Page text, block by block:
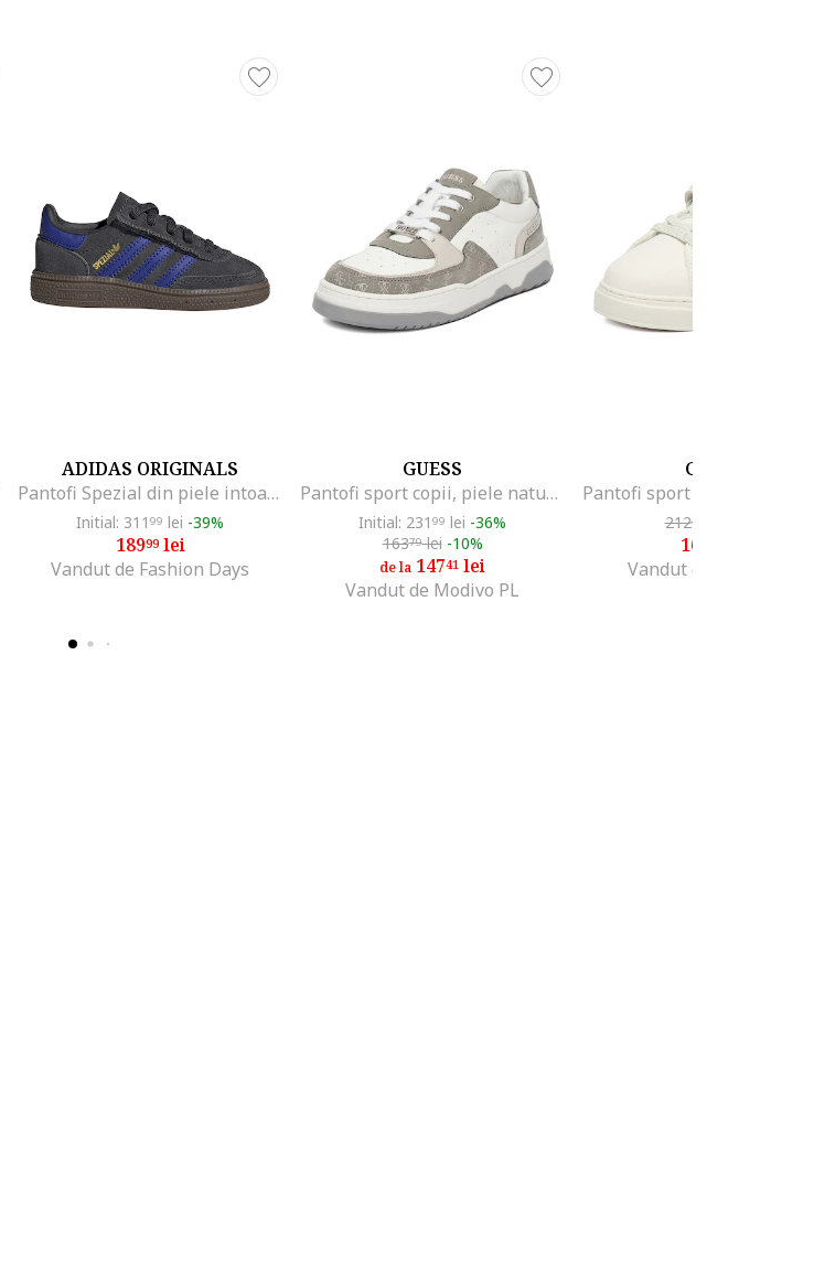
ADIDAS ORIGINALS
Pantofi Spezial din piele intoarsa pentru handbal, Negru stins/Albastru royal
Initial: 311 99 lei -39%
18999lei
Vandut de Fashion Days
GUESS
Pantofi sport copii, piele naturala, gri, confortabili
Initial: 231 99 lei -36%
16379lei -10%
de la 14741 lei
Vandut de Modivo PL
GUESS
21249
169
Vandut de Modivo PL